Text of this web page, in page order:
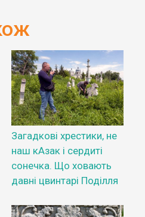
Загадкові хрестики, не
наш кАзак і сердиті
сонечка. Що ховають
давні цвинтарі Поділля